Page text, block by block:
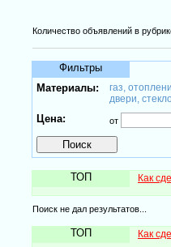
Количество объявлений в
Фильтры
Материалы:
газ,
двери,
Цена: от
ТОП Как
Поиск не дал результатов...
ТОП Как